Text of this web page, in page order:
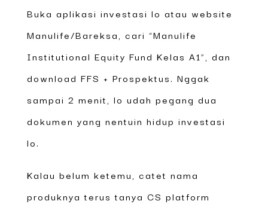
Buka aplikasi investasi lo atau website
Manulife/Bareksa, cari “Manulife
Institutional Equity Fund Kelas A1”, dan
download FFS + Prospektus. Nggak
sampai 2 menit, lo udah pegang dua
dokumen yang nentuin hidup investasi
lo.
Kalau belum ketemu, catet nama
produknya terus tanya CS platform